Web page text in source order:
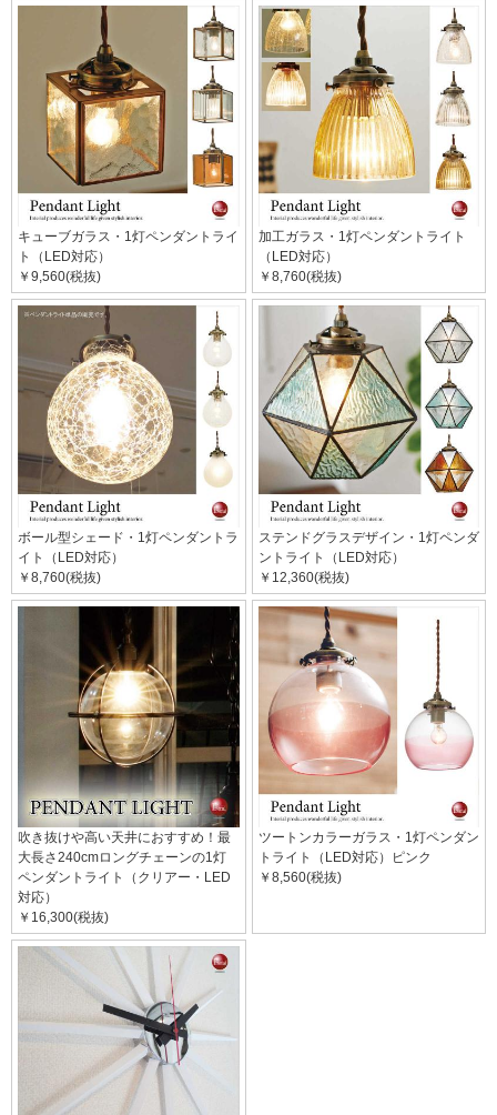
キューブガラス・1灯ペンダントライ
ト（LED対応）
￥9,560(税抜)
加工ガラス・1灯ペンダントライト
（LED対応）
￥8,760(税抜)
ボール型シェード・1灯ペンダントラ
イト（LED対応）
￥8,760(税抜)
ステンドグラスデザイン・1灯ペンダ
ントライト（LED対応）
￥12,360(税抜)
吹き抜けや高い天井におすすめ！最
大長さ240cmロングチェーンの1灯
ペンダントライト（クリアー・LED
対応）
￥16,300(税抜)
ツートンカラーガラス・1灯ペンダン
トライト（LED対応）ピンク
￥8,560(税抜)